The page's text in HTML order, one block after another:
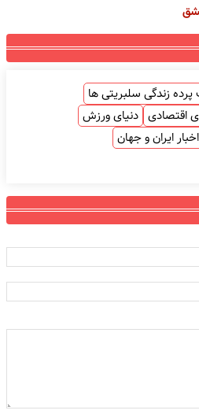
زندگی سلبریتی ها
اقتصادی دنیای ورزش
اخبار ایران و جهان